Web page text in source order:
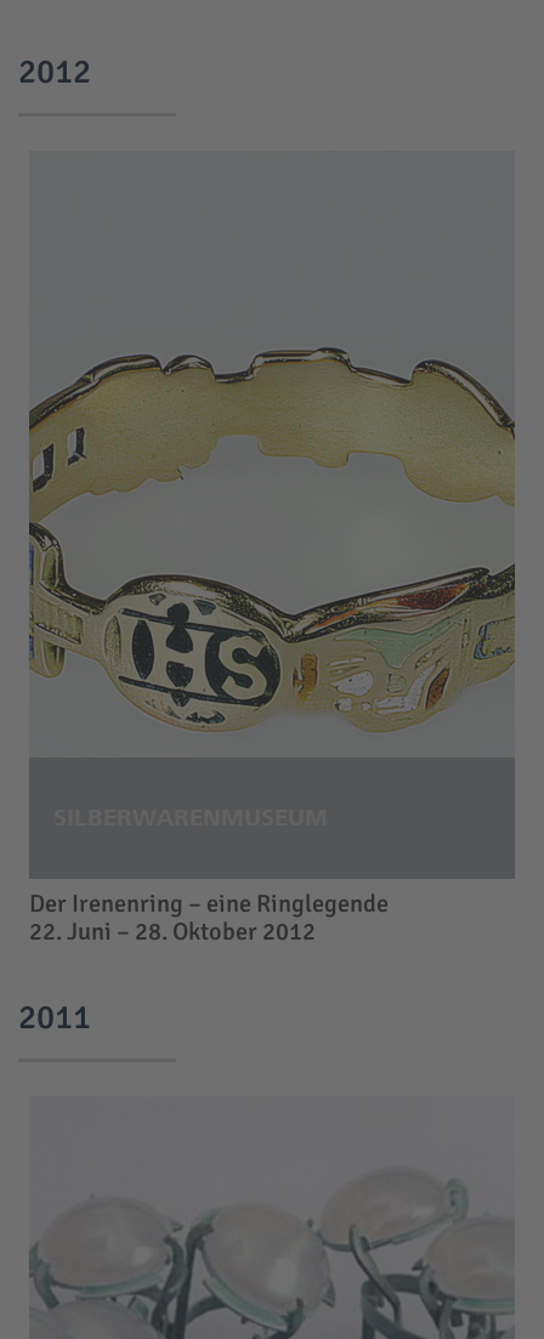
2012
Der Irenenring – eine Ringlegende
22. Juni – 28. Oktober 2012
2011